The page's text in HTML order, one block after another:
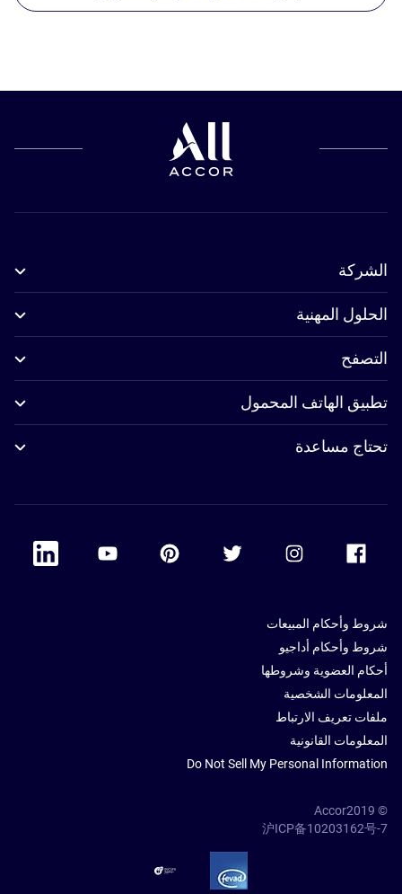
الشركة
الحلول المهنية
التصفح
تطبيق الهاتف المحمول
تحتاج مساعدة
Accor Facebook
Accor Twitter
Accor Pinterest
Accor Youtube
Linkedin
شروط وأحكام المبيعات
شروط وأحكام أداجيو
أحكام العضوية وشروطها
المعلومات الشخصية
ملفات تعريف الارتباط
المعلومات القانونية
Do Not Sell My Personal Information
© Accor2019
沪ICP备10203162号-7